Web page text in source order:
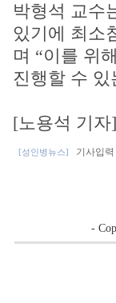
박형석 교수
있기에 최소
며 “이를 위
진행할 수
[노용석 기자]
[성인병뉴스] 기사입력
-